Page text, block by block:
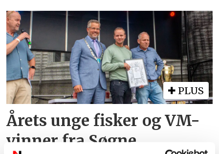
PLUS
Årets unge fisker og VM-
vinner fra Søgne